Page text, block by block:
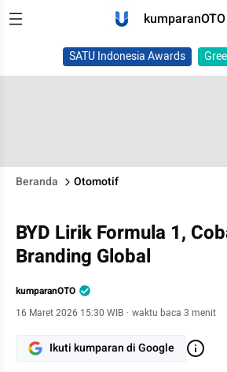
kumparanOTO
SATU Indonesia Awards
Beranda Otomotif
BYD Lirik Formula 1,
Branding Global
kumparanOTO
16 Maret 2026 15:30 WIB · waktu baca 3 menit
Ikuti kumparan di Google